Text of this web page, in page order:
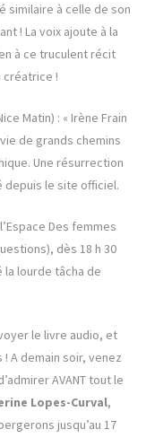
similaire à celle de son
! La voix ajoute à la
à ce truculent récit
créatrice !
Matin) : « Irène Frain
de grands chemins
Une résurrection
depuis le site officiel.
Des femmes
dès 18 h 30
la lourde tâcha de
le livre audio, et
A demain soir, venez
AVANT tout le
Lopes-Curval,
jusqu’au 17